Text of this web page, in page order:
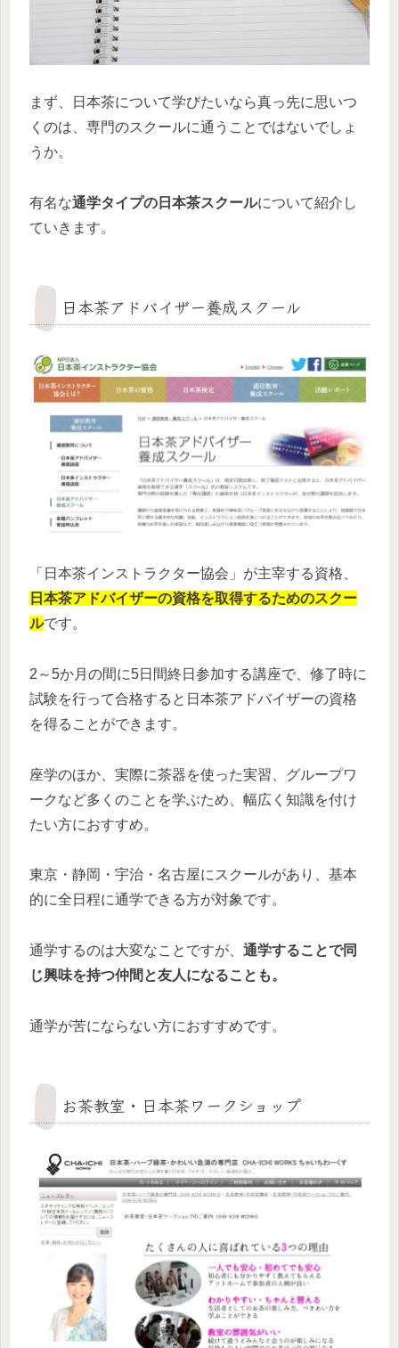
まず、日本茶について学びたいなら真っ先に思いつ
くのは、専門のスクールに通うことではないでしょ
うか。
有名な通学タイプの日本茶スクールについて紹介し
ていきます。
日本茶アドバイザー養成スクール
「日本茶インストラクター協会」が主宰する資格、
日本茶アドバイザーの資格を取得するためのスクー
ルです。
2～5か月の間に5日間終日参加する講座で、修了時に
試験を行って合格すると日本茶アドバイザーの資格
を得ることができます。
座学のほか、実際に茶器を使った実習、グループワ
ークなど多くのことを学ぶため、幅広く知識を付け
たい方におすすめ。
東京・静岡・宇治・名古屋にスクールがあり、基本
的に全日程に通学できる方が対象です。
通学するのは大変なことですが、 通学することで同
じ興味を持つ仲間と友人になることも。
通学が苦にならない方におすすめです。
お茶教室・日本茶ワークショップ